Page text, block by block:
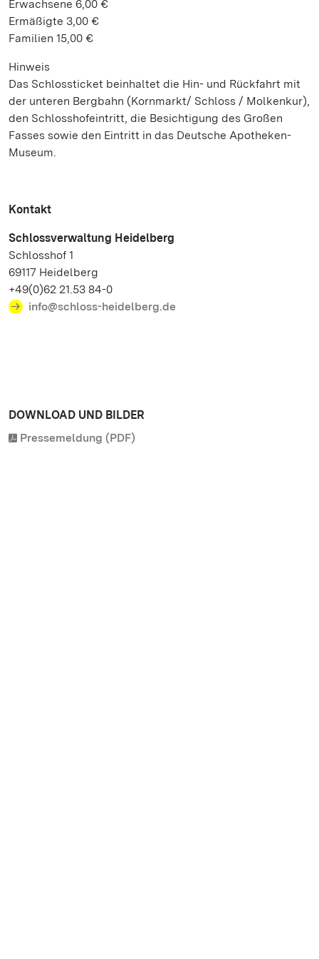
Erwachsene 6,00 €
Ermäßigte 3,00 €
Familien 15,00 €
Hinweis
Das Schlossticket beinhaltet die Hin- und Rückfahrt mit
der unteren Bergbahn (Kornmarkt/ Schloss / Molkenkur),
den Schlosshofeintritt, die Besichtigung des Großen
Fasses sowie den Eintritt in das Deutsche Apotheken-
Museum.
Kontakt
Schlossverwaltung Heidelberg
Schlosshof 1
69117 Heidelberg
+49(0)62 21.53 84-0
info@schloss-heidelberg.de
DOWNLOAD UND BILDER
Pressemeldung (PDF)